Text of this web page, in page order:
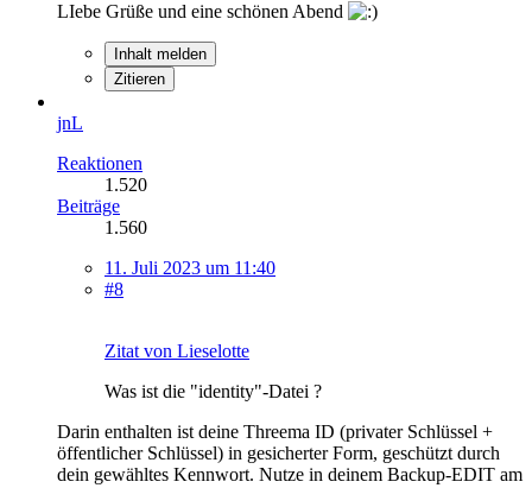
LIebe Grüße und eine schönen Abend
Inhalt melden
Zitieren
jnL
Reaktionen
1.520
Beiträge
1.560
11. Juli 2023 um 11:40
#8
Zitat von Lieselotte
Was ist die "identity"-Datei ?
Darin enthalten ist deine Threema ID (privater Schlüssel +
öffentlicher Schlüssel) in gesicherter Form, geschützt durch
dein gewähltes Kennwort. Nutze in deinem Backup-EDIT am